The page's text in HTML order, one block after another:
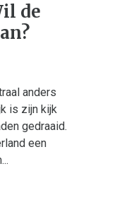
de
anders
is zijn kijk
gedraaid.
een